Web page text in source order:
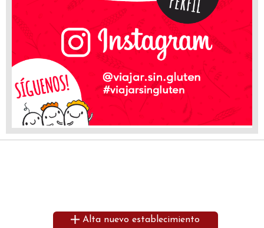
Alta nuevo establecimiento